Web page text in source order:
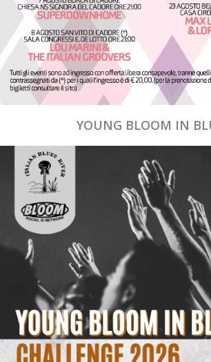
YOUNG BLOOM IN